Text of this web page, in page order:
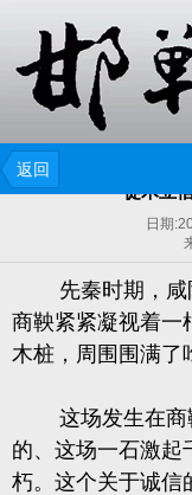
返回
徙木立
日期:
先秦时期，咸
商鞅紧紧凝视着一
木桩，周围围满了
这场发生在商
的、这场一石激起
朽。这个关于诚信